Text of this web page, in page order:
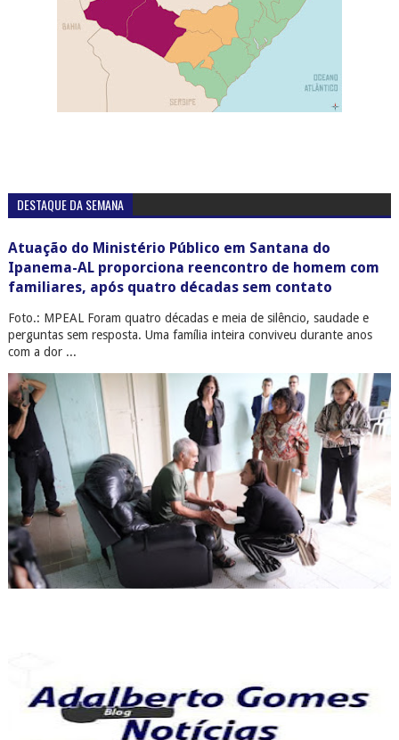
DESTAQUE DA SEMANA
Atuação do Ministério Público em Santana do
Ipanema-AL proporciona reencontro de homem com
familiares, após quatro décadas sem contato
Foto.: MPEAL Foram quatro décadas e meia de silêncio, saudade e
perguntas sem resposta. Uma família inteira conviveu durante anos
com a dor ...